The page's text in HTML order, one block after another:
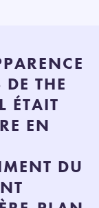
THE
ÉTAIT
EN
DU